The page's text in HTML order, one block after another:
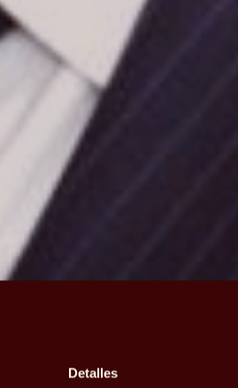
Detalles